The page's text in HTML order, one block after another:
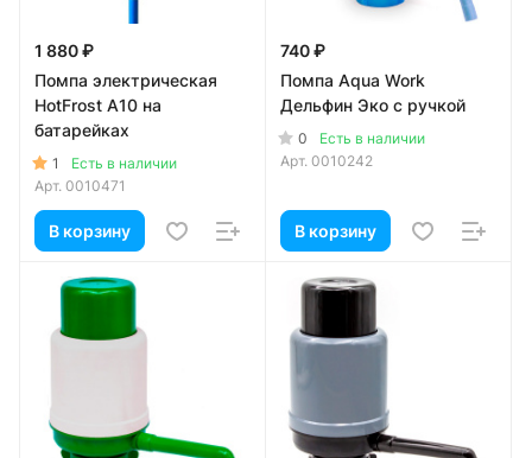
1 880 ₽
Помпа электрическая
HotFrost A10 на
батарейках
1
Есть в наличии
Арт. 0010471
В корзину
740 ₽
Помпа Aqua Work
Дельфин Эко с ручкой
0
Есть в наличии
Арт. 0010242
В корзину